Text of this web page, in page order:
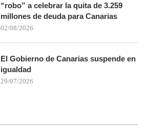
“robo” a celebrar la quita de 3.259
millones de deuda para Canarias
02/08/2026
El Gobierno de Canarias suspende en
igualdad
29/07/2026